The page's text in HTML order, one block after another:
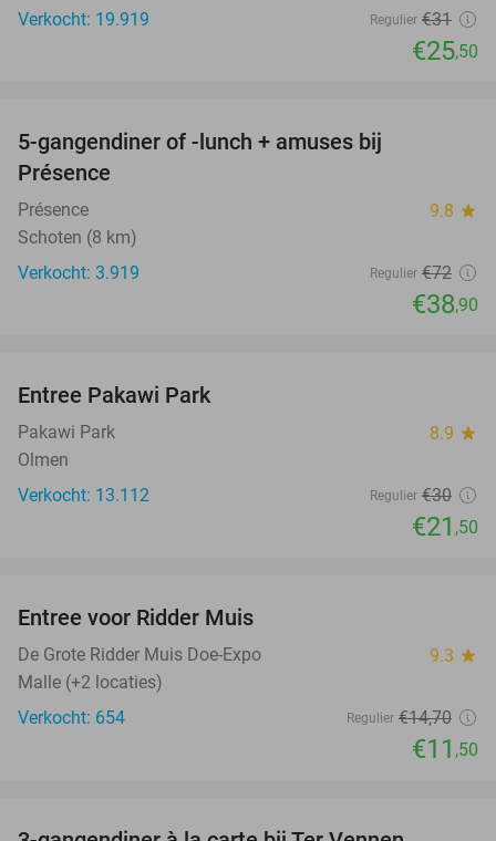
Verkocht: 19.919
Regulier €31
€25,50
5-gangendiner of -lunch + amuses bij
Présence
Présence 9.8 star
Schoten (8 km)
Verkocht: 3.919
Regulier €72
€38,90
Entree Pakawi Park
Pakawi Park 8.9 star
Olmen
Verkocht: 13.112
Regulier €30
€21 ,50
Entree voor Ridder Muis
De Grote Ridder Muis Doe-Expo 9.3 star
Malle (+2 locaties)
Verkocht: 654
Regulier €14,70
€11 ,50